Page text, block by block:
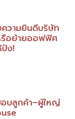
วามยินดีบริษัท
รือย้ายออฟฟิศ
ง!
อบลูกค้า–ผู้ใหญ่